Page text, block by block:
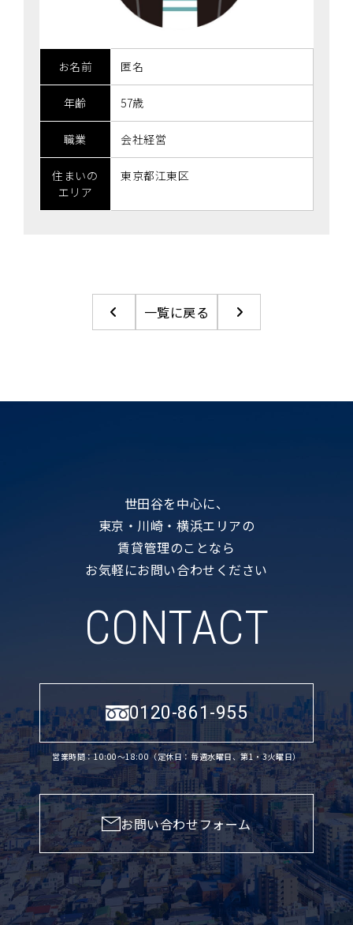
お名前 匿名
年齢 57歳
職業 会社経営
住まいの
エリア
東京都江東区
一覧に戻る
世田谷を中心に、
東京・川崎・横浜エリアの
賃貸管理のことなら
お気軽にお問い合わせください
CONTACT
0120-861-955
営業時間：10:00〜18:00（定休日：毎週水曜日、第1・3火曜日）
お問い合わせフォーム